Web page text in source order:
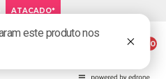
ATACADO*
00